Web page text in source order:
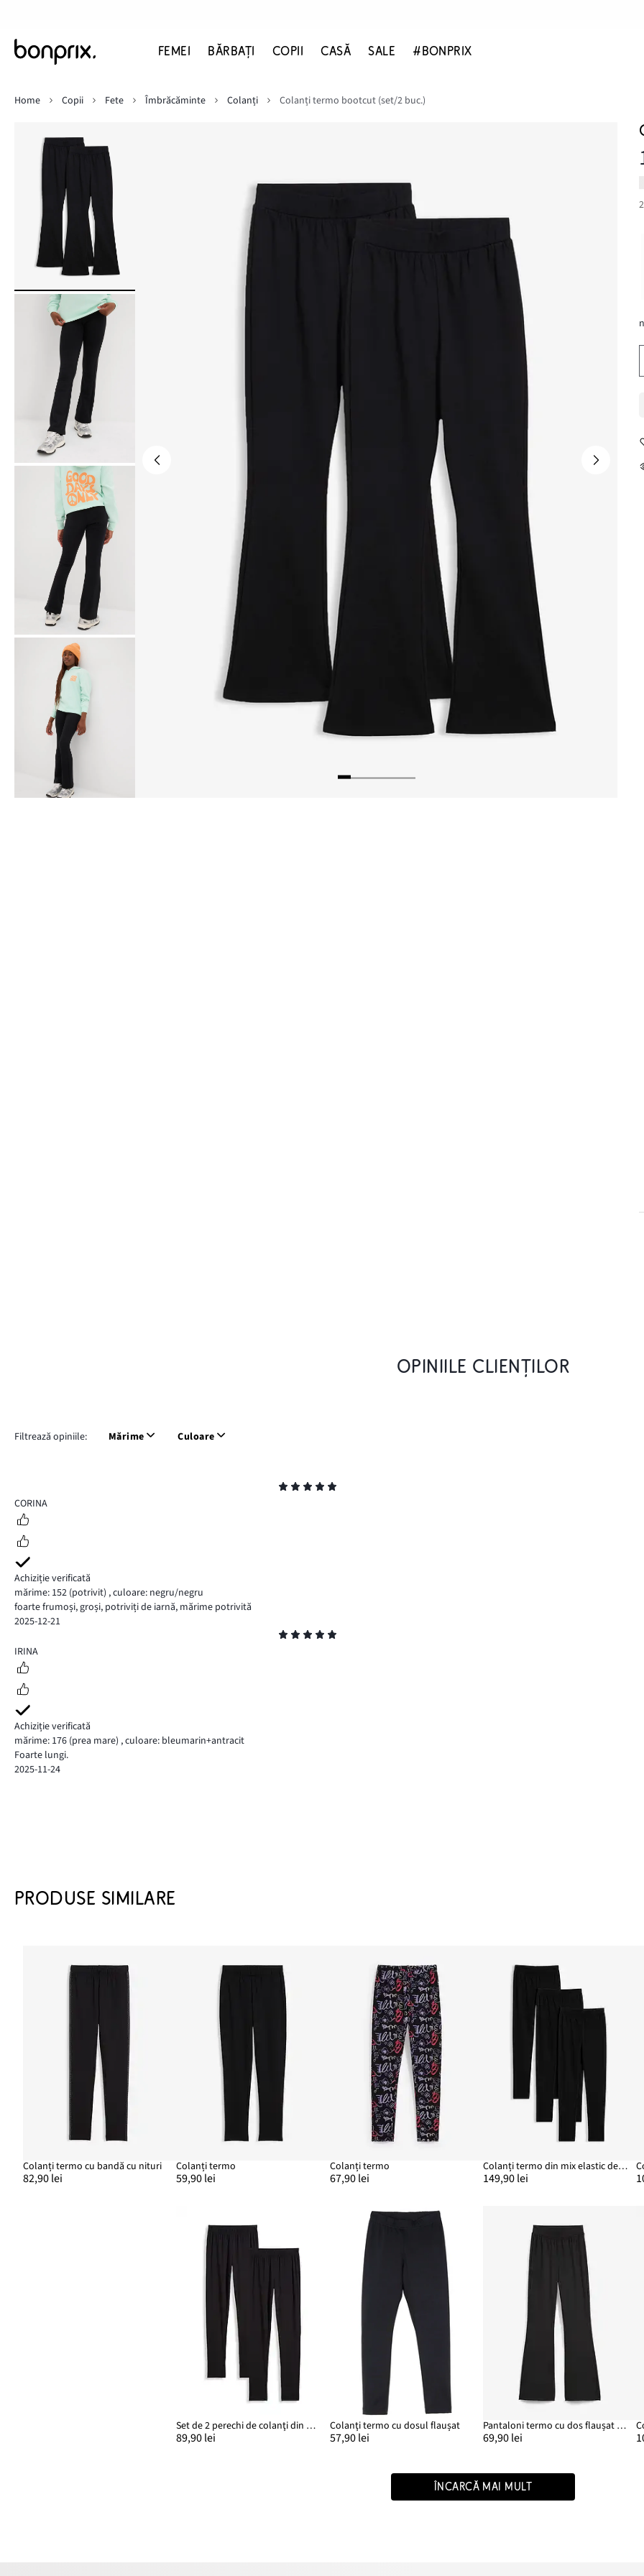
FEMEI BĂRBAŢI COPII CASĂ SALE #BONPRIX
Home
Copii Fete Îmbrăcăminte Colanți Colanți termo bootcut (set/2 buc.)
OPINIILE CLIENȚILOR
Filtrează opiniile: Mărime Culoare
5
CORINA
Achiziție verificată
mărime: 152 (potrivit) ,culoare: negru/negru
foarte frumoși, groși, potriviți de iarnă, mărime potrivită
2025-12-21
5
IRINA
Achiziție verificată
mărime: 176 (prea mare) ,culoare: bleumarin+antracit
Foarte lungi.
2025-11-24
PRODUSE SIMILARE
Colanți termo cu bandă cu nituri
82,90 lei
Colanți termo
59,90 lei
Colanți termo
67,90 lei
Colanți termo din mix elastic de bumbac (set/3 buc.)
149,90 lei
Set de 2 perechi de colanţi din mixt elastic cu bumbac organic
89,90 lei
Colanţi termo cu dosul flaușat
57,90 lei
Pantaloni termo cu dos flaușat moale, evazați
69,90 lei
ÎNCARCĂ MAI MULT